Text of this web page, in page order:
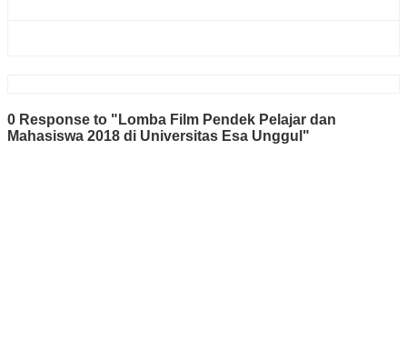
0 Response to "Lomba Film Pendek Pelajar dan
Mahasiswa 2018 di Universitas Esa Unggul"